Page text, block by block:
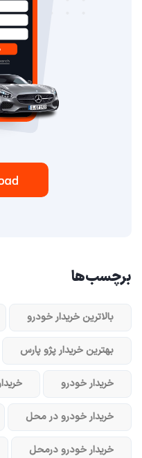
برچسب‌ها
بالاترین خریدار خودرو
بهترین خریدار پژو پارس
خریدار خودرو
خریدار خودرو در محل
خریدار خودرو در‌محل